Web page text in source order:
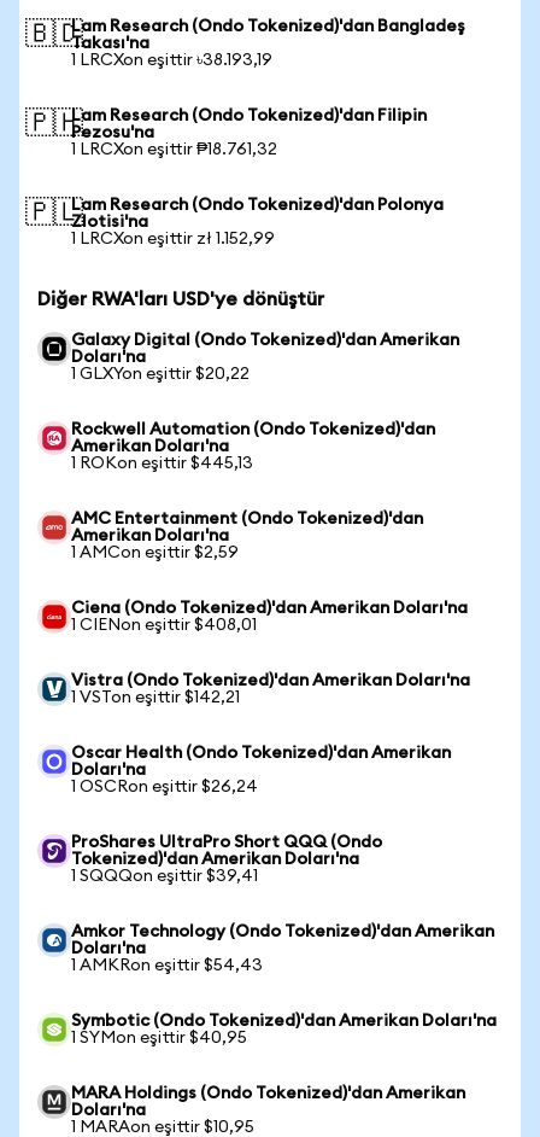
🇧🇩Lam Research (Ondo Tokenized)'dan Bangladeş
Takası'na
1 LRCXon eşittir ৳38.193,19
🇵🇭Lam Research (Ondo Tokenized)'dan Filipin
Pezosu'na
1 LRCXon eşittir ₱18.761,32
🇵🇱Lam Research (Ondo Tokenized)'dan Polonya
Zlotisi'na
1 LRCXon eşittir zł 1.152,99
Diğer RWA'ları USD'ye dönüştür
Galaxy Digital (Ondo Tokenized)'dan Amerikan
Doları'na
1 GLXYon eşittir $20,22
Rockwell Automation (Ondo Tokenized)'dan
Amerikan Doları'na
1 ROKon eşittir $445,13
AMC Entertainment (Ondo Tokenized)'dan
Amerikan Doları'na
1 AMCon eşittir $2,59
Ciena (Ondo Tokenized)'dan Amerikan Doları'na
1 CIENon eşittir $408,01
Vistra (Ondo Tokenized)'dan Amerikan Doları'na
1 VSTon eşittir $142,21
Oscar Health (Ondo Tokenized)'dan Amerikan
Doları'na
1 OSCRon eşittir $26,24
ProShares UltraPro Short QQQ (Ondo
Tokenized)'dan Amerikan Doları'na
1 SQQQon eşittir $39,41
Amkor Technology (Ondo Tokenized)'dan Amerikan
Doları'na
1 AMKRon eşittir $54,43
Symbotic (Ondo Tokenized)'dan Amerikan Doları'na
1 SYMon eşittir $40,95
MARA Holdings (Ondo Tokenized)'dan Amerikan
Doları'na
1 MARAon eşittir $10,95